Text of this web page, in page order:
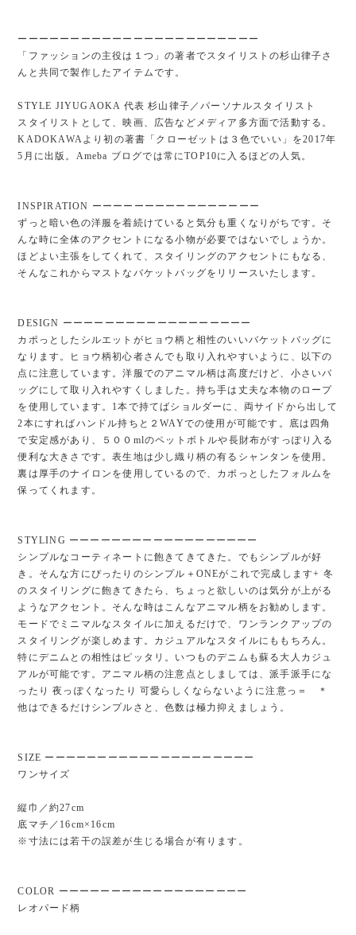
ーーーーーーーーーーーーーーーーーーーーーーー
「ファッションの主役は１つ」の著者でスタイリストの杉山律子さ
んと共同で製作したアイテムです。
STYLE JIYUGAOKA 代表 杉山律子／パーソナルスタイリスト
スタイリストとして、映画、広告などメディア多方面で活動する。
KADOKAWAより初の著書「クローゼットは３色でいい」を2017年
5月に出版。Ameba ブログでは常にTOP10に入るほどの人気。
INSPIRATION ーーーーーーーーーーーーーーーー
ずっと暗い色の洋服を着続けていると気分も重くなりがちです。そ
んな時に全体のアクセントになる小物が必要ではないでしょうか。
ほどよい主張をしてくれて、スタイリングのアクセントにもなる、
そんなこれからマストなバケットバッグをリリースいたします。
DESIGN ーーーーーーーーーーーーーーーーーー
カポっとしたシルエットがヒョウ柄と相性のいいバケットバッグに
なります。ヒョウ柄初心者さんでも取り入れやすいように、以下の
点に注意しています。洋服でのアニマル柄は高度だけど、小さいバ
ッグにして取り入れやすくしました。持ち手は丈夫な本物のロープ
を使用しています。1本で持てばショルダーに、両サイドから出して
2本にすればハンドル持ちと２WAYでの使用が可能です。底は四角
で安定感があり、５００mlのペットボトルや長財布がすっぽり入る
便利な大きさです。表生地は少し織り柄の有るシャンタンを使用。
裏は厚手のナイロンを使用しているので、カポっとしたフォルムを
保ってくれます。
STYLING ーーーーーーーーーーーーーーーーーー
シンプルなコーティネートに飽きてきてきた。でもシンプルが好
き。そんな方にぴったりのシンプル＋ONEがこれで完成します+ 冬
のスタイリングに飽きてきたら、ちょっと欲しいのは気分が上がる
ようなアクセント。そんな時はこんなアニマル柄をお勧めします。
モードでミニマルなスタイルに加えるだけで、ワンランクアップの
スタイリングが楽しめます。カジュアルなスタイルにももちろん。
特にデニムとの相性はピッタリ。いつものデニムも蘇る大人カジュ
アルが可能です。アニマル柄の注意点としましては、派手派手にな
ったり 夜っぽくなったり 可愛らしくならないように注意っ＝ ＊
他はできるだけシンプルさと、色数は極力抑えましょう。
SIZE ーーーーーーーーーーーーーーーーーーーー
ワンサイズ
縦巾／約27cm
底マチ／16cm×16cm
※寸法には若干の誤差が生じる場合が有ります。
COLOR ーーーーーーーーーーーーーーーーーー
レオパード柄